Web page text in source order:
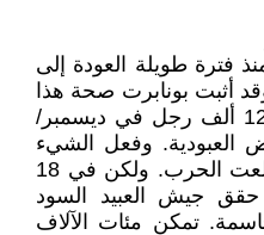
فترة طويلة العودة إلى
أثبت بونابرت صحة هذا
الاعتقاد بإرساله جيشاً قوامه 12 ألف رجل في ديسمبر/
لإعادة فرض العبودية. وفعل الشيء
نفسه في غوادلوب وغيانا. اندلعت الحرب. ولكن في 18
تشرين الثاني 1803، حقق جيش العبيد السود
تمكن مئات الآلاف